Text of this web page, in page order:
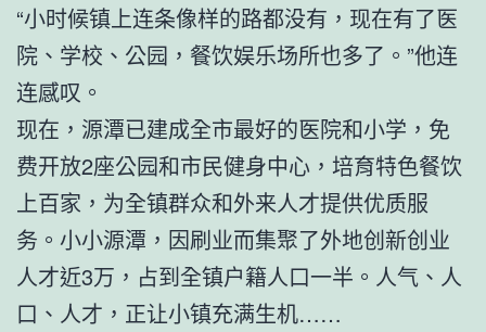
“小时候镇上连条像样的路都没有，现在有了医
院、学校、公园，餐饮娱乐场所也多了。”他连
连感叹。
现在，源潭已建成全市最好的医院和小学，免
费开放2座公园和市民健身中心，培育特色餐饮
上百家，为全镇群众和外来人才提供优质服
务。小小源潭，因刷业而集聚了外地创新创业
人才近3万，占到全镇户籍人口一半。人气、人
口、人才，正让小镇充满生机……